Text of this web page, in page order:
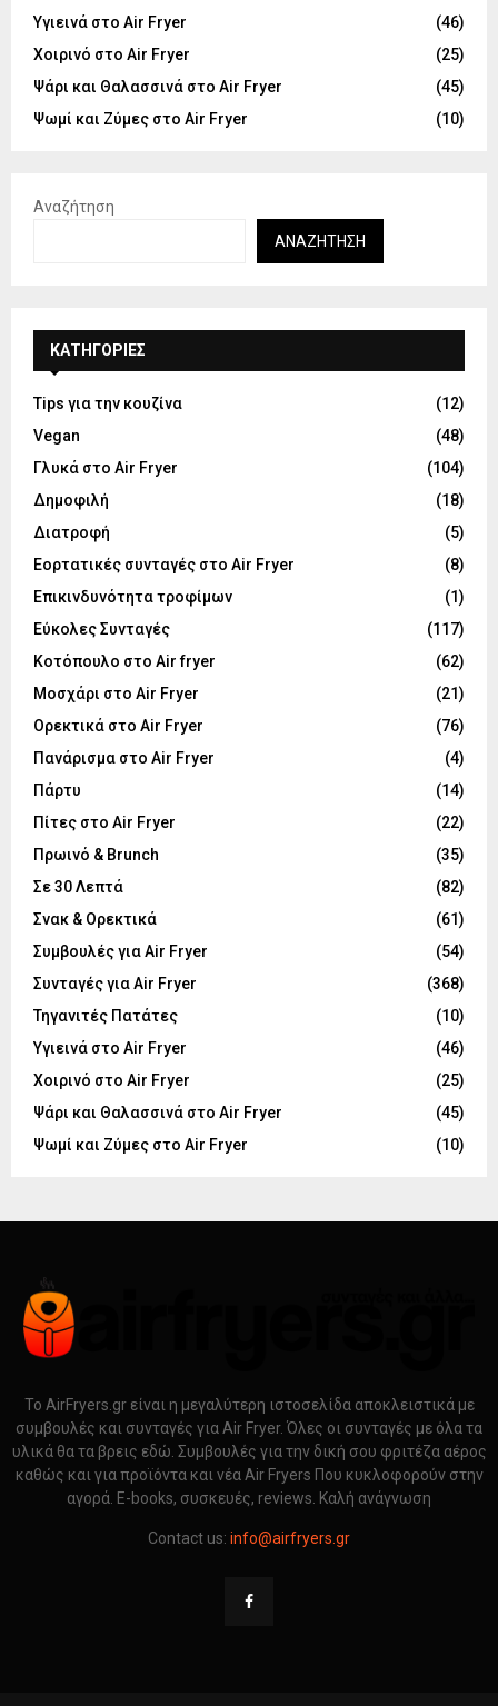
Υγιεινά στο Air Fryer
(46)
Χοιρινό στο Air Fryer
(25)
Ψάρι και Θαλασσινά στο Air Fryer
(45)
Ψωμί και Ζύμες στο Air Fryer
(10)
Αναζήτηση
ΑΝΑΖΉΤΗΣΗ
KΑΤΗΓΟΡΊΕΣ
Tips για την κουζίνα
(12)
Vegan
(48)
Γλυκά στο Air Fryer
(104)
Δημοφιλή
(18)
Διατροφή
(5)
Εορτατικές συνταγές στο Air Fryer
(8)
Επικινδυνότητα τροφίμων
(1)
Εύκολες Συνταγές
(117)
Κοτόπουλο στο Air fryer
(62)
Μοσχάρι στο Air Fryer
(21)
Ορεκτικά στο Air Fryer
(76)
Πανάρισμα στο Air Fryer
(4)
Πάρτυ
(14)
Πίτες στο Air Fryer
(22)
Πρωινό & Brunch
(35)
Σε 30 Λεπτά
(82)
Σνακ & Ορεκτικά
(61)
Συμβουλές για Air Fryer
(54)
Συνταγές για Air Fryer
(368)
Τηγανιτές Πατάτες
(10)
Υγιεινά στο Air Fryer
(46)
Χοιρινό στο Air Fryer
(25)
Ψάρι και Θαλασσινά στο Air Fryer
(45)
Ψωμί και Ζύμες στο Air Fryer
(10)
Το AirFryers.gr είναι η μεγαλύτερη ιστοσελίδα αποκλειστικά με
συμβουλές και συνταγές για Air Fryer. Όλες οι συνταγές με όλα τα
υλικά θα τα βρεις εδώ. Συμβουλές για την δική σου φριτέζα αέρος
καθώς και για προϊόντα και νέα Air Fryers Που κυκλοφορούν στην
αγορά. E-books, συσκευές, reviews. Καλή ανάγνωση
Contact us: info@airfryers.gr